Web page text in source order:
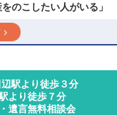
のこしたい人がいる」
駅より徒歩３分
より徒歩７分
遺言無料相談会